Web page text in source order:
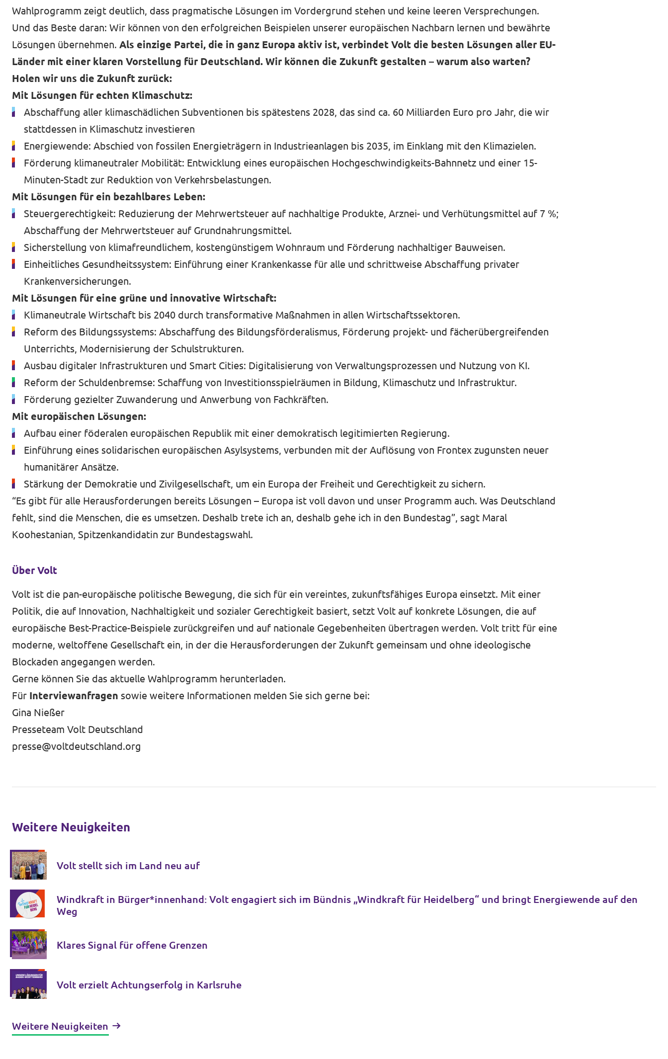
Wahlprogramm zeigt deutlich, dass pragmatische Lösungen im Vordergrund stehen und keine leeren Versprechungen.
Und das Beste daran: Wir können von den erfolgreichen Beispielen unserer europäischen Nachbarn lernen und bewährte
Lösungen übernehmen. Als einzige Partei, die in ganz Europa aktiv ist, verbindet Volt die besten Lösungen aller EU-
Länder mit einer klaren Vorstellung für Deutschland. Wir können die Zukunft gestalten – warum also warten?
Holen wir uns die Zukunft zurück:
Mit Lösungen für echten Klimaschutz:
Abschaffung aller klimaschädlichen Subventionen bis spätestens 2028, das sind ca. 60 Milliarden Euro pro Jahr, die wir
stattdessen in Klimaschutz investieren
Energiewende: Abschied von fossilen Energieträgern in Industrieanlagen bis 2035, im Einklang mit den Klimazielen.
Förderung klimaneutraler Mobilität: Entwicklung eines europäischen Hochgeschwindigkeits-Bahnnetz und einer 15-
Minuten-Stadt zur Reduktion von Verkehrsbelastungen.
Mit Lösungen für ein bezahlbares Leben:
Steuergerechtigkeit: Reduzierung der Mehrwertsteuer auf nachhaltige Produkte, Arznei- und Verhütungsmittel auf 7 %;
Abschaffung der Mehrwertsteuer auf Grundnahrungsmittel.
Sicherstellung von klimafreundlichem, kostengünstigem Wohnraum und Förderung nachhaltiger Bauweisen.
Einheitliches Gesundheitssystem: Einführung einer Krankenkasse für alle und schrittweise Abschaffung privater
Krankenversicherungen.
Mit Lösungen für eine grüne und innovative Wirtschaft:
Klimaneutrale Wirtschaft bis 2040 durch transformative Maßnahmen in allen Wirtschaftssektoren.
Reform des Bildungssystems: Abschaffung des Bildungsförderalismus, Förderung projekt- und fächerübergreifenden
Unterrichts, Modernisierung der Schulstrukturen.
Ausbau digitaler Infrastrukturen und Smart Cities: Digitalisierung von Verwaltungsprozessen und Nutzung von KI.
Reform der Schuldenbremse: Schaffung von Investitionsspielräumen in Bildung, Klimaschutz und Infrastruktur.
Förderung gezielter Zuwanderung und Anwerbung von Fachkräften.
Mit europäischen Lösungen:
Aufbau einer föderalen europäischen Republik mit einer demokratisch legitimierten Regierung.
Einführung eines solidarischen europäischen Asylsystems, verbunden mit der Auflösung von Frontex zugunsten neuer
humanitärer Ansätze.
Stärkung der Demokratie und Zivilgesellschaft, um ein Europa der Freiheit und Gerechtigkeit zu sichern.
“Es gibt für alle Herausforderungen bereits Lösungen – Europa ist voll davon und unser Programm auch. Was Deutschland
fehlt, sind die Menschen, die es umsetzen. Deshalb trete ich an, deshalb gehe ich in den Bundestag”, sagt Maral
Koohestanian, Spitzenkandidatin zur Bundestagswahl.
Über Volt
Volt ist die pan-europäische politische Bewegung, die sich für ein vereintes, zukunftsfähiges Europa einsetzt. Mit einer
Politik, die auf Innovation, Nachhaltigkeit und sozialer Gerechtigkeit basiert, setzt Volt auf konkrete Lösungen, die auf
europäische Best-Practice-Beispiele zurückgreifen und auf nationale Gegebenheiten übertragen werden. Volt tritt für eine
moderne, weltoffene Gesellschaft ein, in der die Herausforderungen der Zukunft gemeinsam und ohne ideologische
Blockaden angegangen werden.
Gerne können Sie das aktuelle Wahlprogramm herunterladen.
Für Interviewanfragen sowie weitere Informationen melden Sie sich gerne bei:
Gina Nießer
Presseteam Volt Deutschland
presse@voltdeutschland.org
Weitere Neuigkeiten
Volt stellt sich im Land neu auf
Windkraft in Bürger*innenhand: Volt engagiert sich im Bündnis „Windkraft für Heidelberg“ und bringt Energiewende auf den
Weg
Klares Signal für offene Grenzen
Volt erzielt Achtungserfolg in Karlsruhe
Weitere Neuigkeiten